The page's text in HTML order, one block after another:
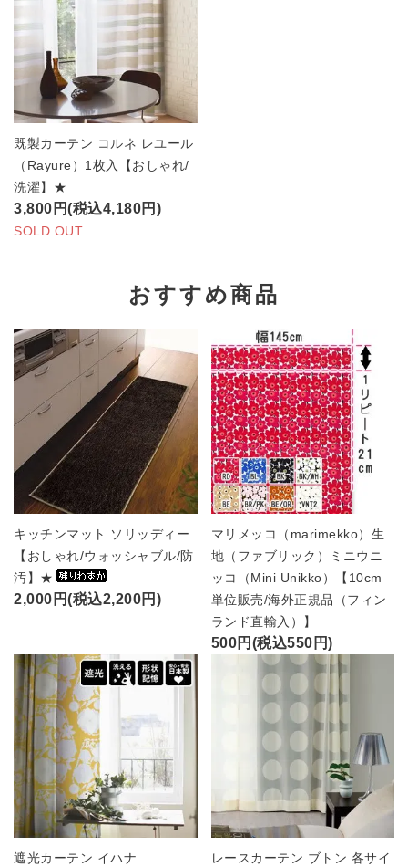
既製カーテン コルネ レユール
（Rayure）1枚入【おしゃれ/
洗濯】★
3,800円(税込4,180円)
SOLD OUT
おすすめ商品
キッチンマット ソリッディー
【おしゃれ/ウォッシャブル/防
汚】★
2,000円(税込2,200円)
マリメッコ（marimekko）生
地（ファブリック）ミニウニ
ッコ（Mini Unikko）【10cm
単位販売/海外正規品（フィン
ランド直輸入）】
500円(税込550円)
遮光カーテン イハナ
レースカーテン ブトン 各サイ